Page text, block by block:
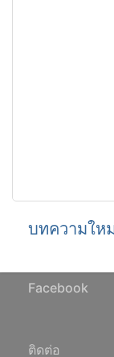
บทความให
Facebook
ติดต่อ